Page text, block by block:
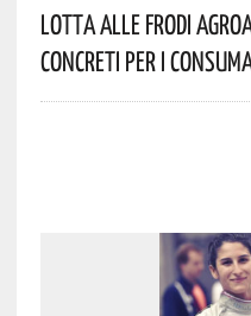
Lotta Alle Frodi
Concreti Per I